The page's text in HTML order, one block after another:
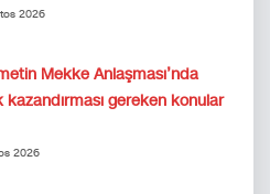
2026
Mekke Anlaşması’nda
kazandırması gereken konular
2026